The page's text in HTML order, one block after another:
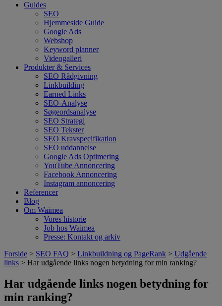
Guides
SEO
Hjemmeside Guide
Google Ads
Webshop
Keyword planner
Videogalleri
Produkter & Services
SEO Rådgivning
Linkbuilding
Earned Links
SEO-Analyse
Søgeordsanalyse
SEO Strategi
SEO Tekster
SEO Kravspecifikation
SEO uddannelse
Google Ads Optimering
YouTube Annoncering
Facebook Annoncering
Instagram annoncering
Referencer
Blog
Om Waimea
Vores historie
Job hos Waimea
Presse: Kontakt og arkiv
Forside > SEO FAQ > Linkbuildning og PageRank > Udgående
links > Har udgående links nogen betydning for min ranking?
Har udgående links nogen betydning for
min ranking?